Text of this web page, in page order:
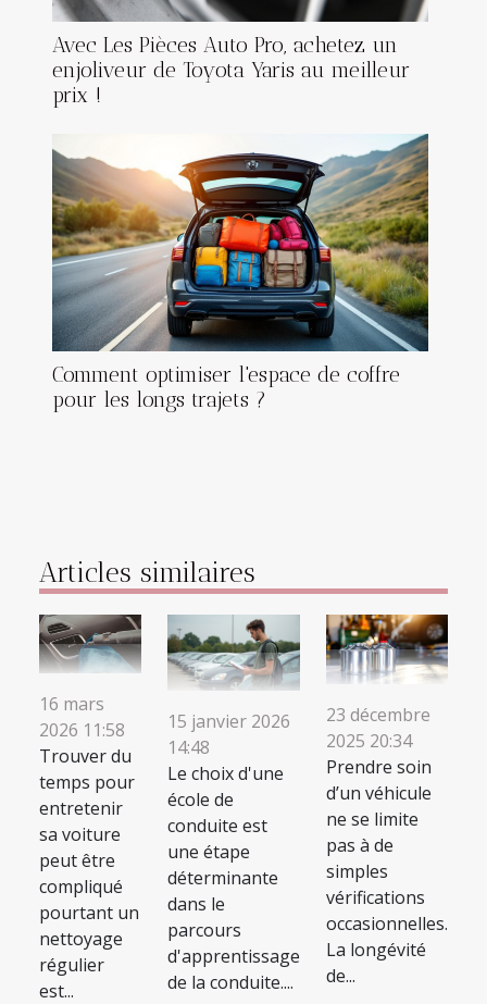
Avec Les Pièces Auto Pro, achetez un
enjoliveur de Toyota Yaris au meilleur
prix !
Comment optimiser l'espace de coffre
pour les longs trajets ?
Articles similaires
16 mars
2026 11:58
Trouver du
temps pour
entretenir
sa voiture
peut être
compliqué
pourtant un
nettoyage
régulier
est...
15 janvier 2026
14:48
Le choix d'une
école de
conduite est
une étape
déterminante
dans le
parcours
d'apprentissage
de la conduite....
23 décembre
2025 20:34
Prendre soin
d’un véhicule
ne se limite
pas à de
simples
vérifications
occasionnelles.
La longévité
de...